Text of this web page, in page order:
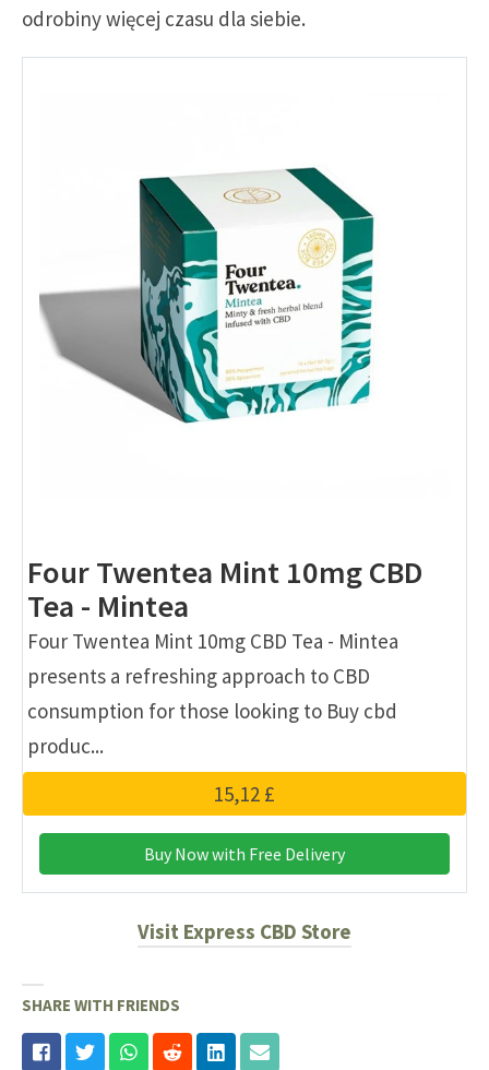
odrobiny więcej czasu dla siebie.
Four Twentea Mint 10mg CBD
Tea - Mintea
Four Twentea Mint 10mg CBD Tea - Mintea
presents a refreshing approach to CBD
consumption for those looking to Buy cbd
produc...
15,12 £
Buy Now with Free Delivery
Visit Express CBD Store
SHARE WITH FRIENDS